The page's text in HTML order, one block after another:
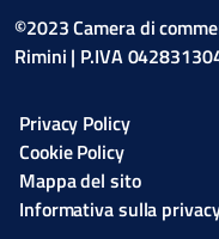
©2023 Camera di
Rimini | P.IVA
Privacy Policy
Cookie Policy
Mappa del sito
Informativa sulla